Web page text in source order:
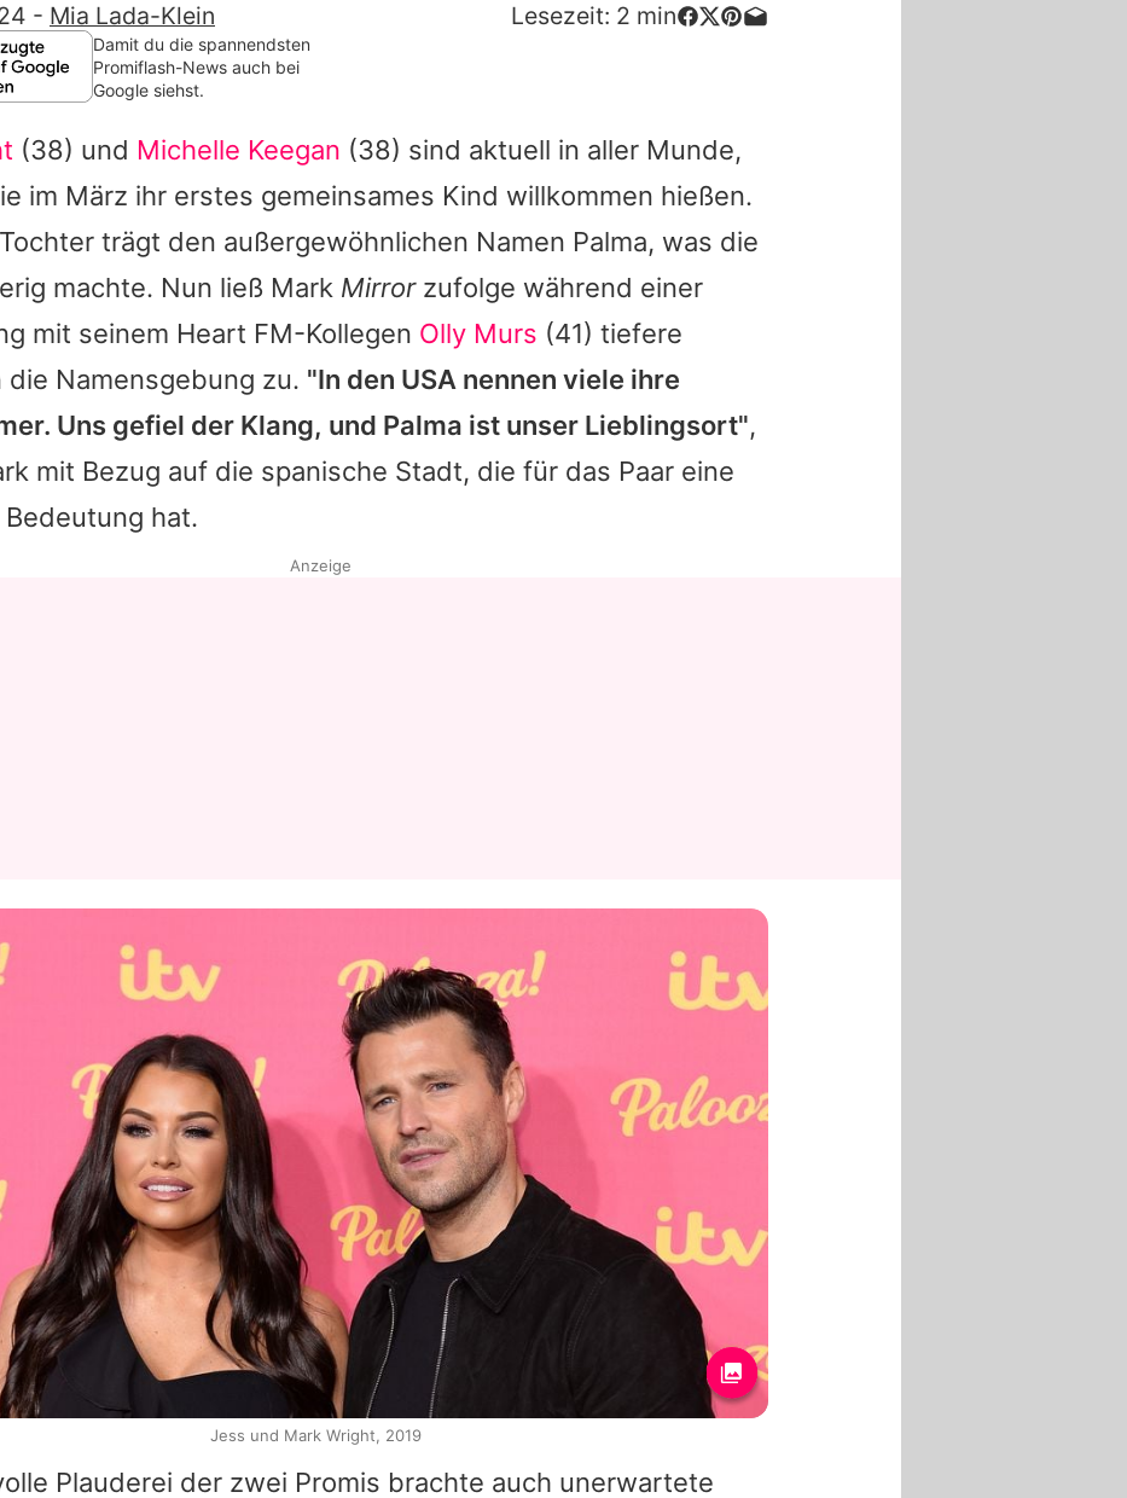
Familie & Liebe
Alle Themen auf Promiflash
App runterladen
Team
Redaktionelle Richtlinien
Impressum
Datenschutzerklärung
- Mia Lada-Klein Lesezeit: 2 min
Damit du die spannendsten
Promiflash-News auch bei
Google siehst.
(38) und Michelle Keegan (38) sind aktuell in aller Munde,
im März ihr erstes gemeinsames Kind willkommen hießen.
trägt den außergewöhnlichen Namen Palma, was die
machte. Nun ließ Mark Mirrorzufolge während einer
mit seinem Heart FM-Kollegen Olly Murs (41) tiefere
die Namensgebung zu. "In den USA nennen viele ihre
Uns gefiel der Klang, und Palma ist unser Lieblingsort",
mit Bezug auf die spanische Stadt, die für das Paar eine
hat.
Plauderei der zwei Promis brachte auch unerwartete
Anzeige
Jess und Mark Wright, 2019